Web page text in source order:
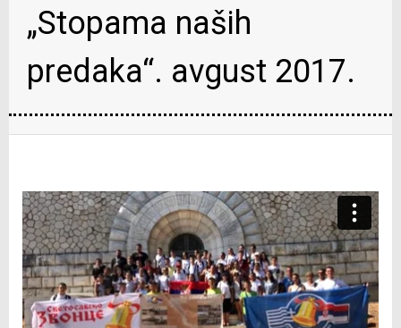
„Stopama naših
predaka“. avgust 2017.